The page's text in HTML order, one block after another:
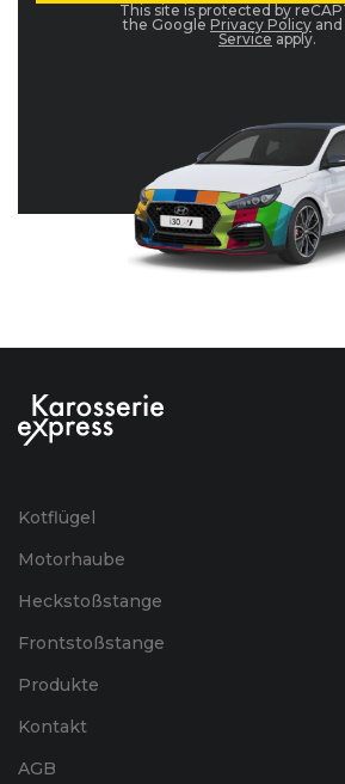
This site is protected by
the Google Privacy Policy and
Service apply.
Kotflügel
Motorhaube
Heckstoßstange
Frontstoßstange
Produkte
Kontakt
AGB